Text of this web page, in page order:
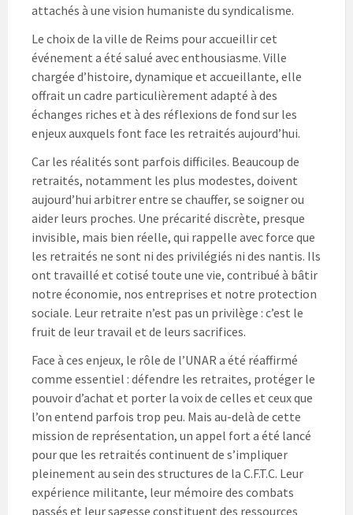
attachés à une vision humaniste du syndicalisme.
Le choix de la ville de Reims pour accueillir cet
événement a été salué avec enthousiasme. Ville
chargée d’histoire, dynamique et accueillante, elle
offrait un cadre particulièrement adapté à des
échanges riches et à des réflexions de fond sur les
enjeux auxquels font face les retraités aujourd’hui.
Car les réalités sont parfois difficiles. Beaucoup de
retraités, notamment les plus modestes, doivent
aujourd’hui arbitrer entre se chauffer, se soigner ou
aider leurs proches. Une précarité discrète, presque
invisible, mais bien réelle, qui rappelle avec force que
les retraités ne sont ni des privilégiés ni des nantis. Ils
ont travaillé et cotisé toute une vie, contribué à bâtir
notre économie, nos entreprises et notre protection
sociale. Leur retraite n’est pas un privilège : c’est le
fruit de leur travail et de leurs sacrifices.
Face à ces enjeux, le rôle de l’UNAR a été réaffirmé
comme essentiel : défendre les retraites, protéger le
pouvoir d’achat et porter la voix de celles et ceux que
l’on entend parfois trop peu. Mais au-delà de cette
mission de représentation, un appel fort a été lancé
pour que les retraités continuent de s’impliquer
pleinement au sein des structures de la C.F.T.C. Leur
expérience militante, leur mémoire des combats
passés et leur sagesse constituent des ressources